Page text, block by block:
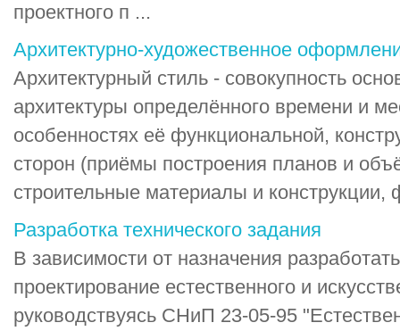
проектного п ...
Архитектурно-художественное
Архитектурный стиль - совокупность
архитектуры определённого времени и
особенностях её функциональной,
сторон (приёмы построения планов и
строительные материалы и
Разработка технического задания
В зависимости от назначения
проектирование естественного и
руководствуясь СНиП 23-05-95